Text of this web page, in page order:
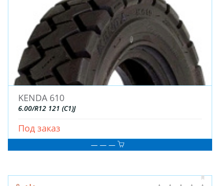
ЛЕТНИЕ
ВСЕСЕЗОННЫЕ
ДЛЯ ГРУЗОВЫХ АВТО
ДЛЯ СПЕЦТЕХНИКИ
ЛИТЫЕ
ШТАМПОВАНЫЕ
ДЛЯ ГРУЗОВЫХ АВТО
ДЛЯ ГРУЗОВЫХ АВТО
KENDA 610
6.00/R12 121 (C1)J
Под заказ
— — —